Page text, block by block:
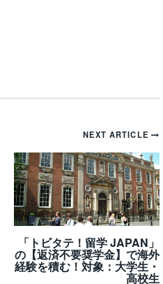
NEXT ARTICLE
「トビタテ！留学 JAPAN」
の【返済不要奨学金】で海外
経験を積む！対象：大学生・
高校生